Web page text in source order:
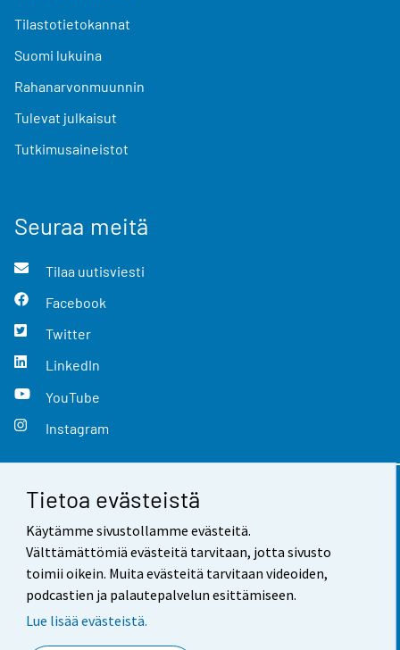
Tietoa evästeistä
Käytämme sivustollamme evästeitä.
Välttämättömiä evästeitä tarvitaan, jotta sivusto
toimii oikein. Muita evästeitä tarvitaan videoiden,
podcastien ja palautepalvelun esittämiseen.
Lue lisää evästeistä.
Tilastotietokannat
Suomi lukuina
Rahanarvonmuunnin
Tulevat julkaisut
Tutkimusaineistot
Seuraa meitä
Tilaa uutisviesti
Facebook
Twitter
LinkedIn
YouTube
Instagram
Yhteystiedot
Palaute
Käyttöehdot
Saavutettavuus